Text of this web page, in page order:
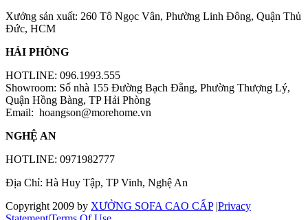
Xưởng sản xuất: 260 Tô Ngọc Vân, Phường Linh Đông, Quận Thủ
Đức, HCM
HẢI PHÒNG
HOTLINE: 096.1993.555
Showroom: Số nhà 155 Đường Bạch Đằng, Phường Thượng Lý,
Quận Hồng Bàng, TP Hải Phòng
Email: hoangson@morehome.vn
NGHỆ AN
HOTLINE: 0971982777
Địa Chỉ: Hà Huy Tập, TP Vinh, Nghệ An
Copyright 2009 by XƯỞNG SOFA CAO CẤP |Privacy